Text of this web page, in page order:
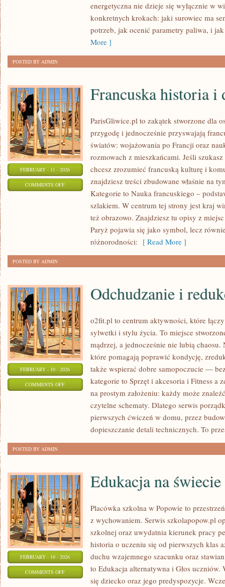
ODNAWIALNAenergetyczna nie dzieje się wyłącznie w
konkretnych krokach: jaki surowiec ma
potrzeb, jak ocenić parametry paliwa, i
More ]
POSTED BY ADMIN
FEBRUARY - 11 - 2026
COMMENTS OFFON
FRANCUSKA
DZIEDZICTWO
Francuska historia i
ParisGliwice.pl to zakątek stworzone dla
przygodę i jednocześnie przyswajają
światów: wojażowania po Francji oraz
rozmowach z mieszkańcami. Jeśli
chcesz zrozumieć francuską kulturę i
znajdziesz treści zbudowane właśnie na
Kategorie to Nauka francuskiego –
szlakiem. W centrum tej strony jest kraj
też obrazowo. Znajdziesz tu opisy z
Paryż pojawia się jako symbol, lecz
różnorodności: [ Read More ]
POSTED BY ADMIN
FEBRUARY - 10 - 2026
COMMENTS OFFON
ODCHUDZANIE
Odchudzanie i
o2fit.pl to centrum aktywności, które
sylwetki i stylu życia. To miejsce
mądrzej, a jednocześnie nie lubią chaosu.
które pomagają poprawić kondycję,
także wspierać dobre samopoczucie —
kategorie to Sprzęt i akcesoria i Fitness a
na prostym założeniu: każdy może
czytelne schematy. Dlatego serwis
pierwszych ćwiczeń w domu, przez
dopieszczanie detali technicznych. To
POSTED BY ADMIN
FEBRUARY - 10 - 2026
COMMENTS OFFON
Edukacja na świecie
Placówka szkolna w Popowie to
z wychowaniem. Serwis szkolapopow.pl
szkolnej oraz uwydatnia kierunek pracy
historia o uczeniu się od pierwszych klas
duchu wzajemnego szacunku oraz
to Edukacja alternatywna i Głos
się dziecko oraz jego predyspozycje.